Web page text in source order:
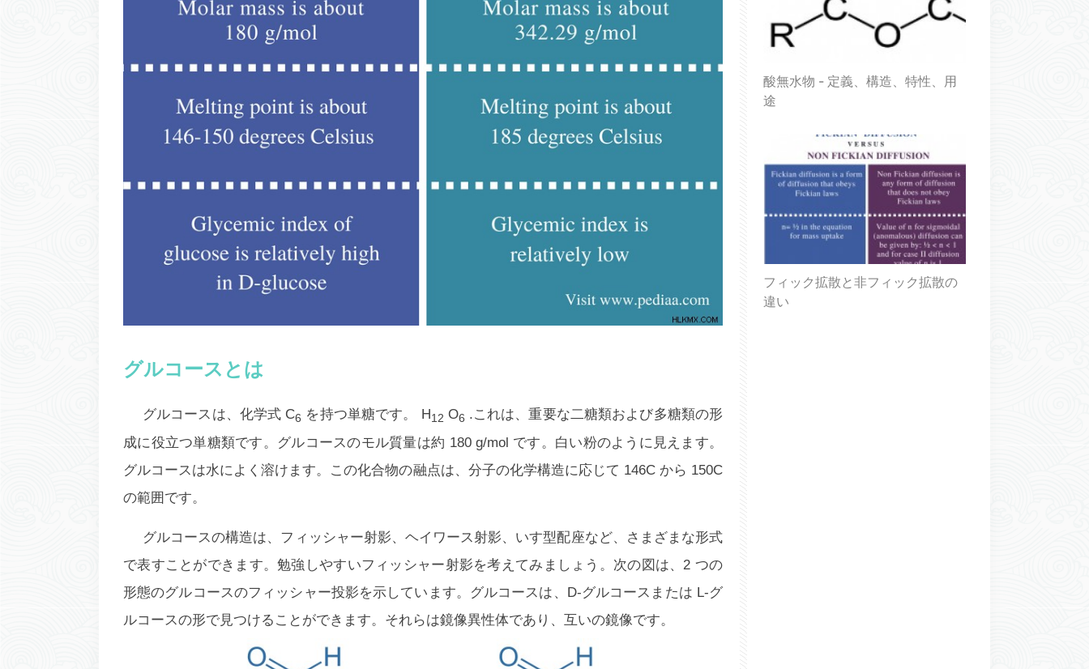
グルコースとは
グルコースは、化学式 C6 を持つ単糖です。 H12 O6 .これは、重要な二糖類および多糖類の形
成に役立つ単糖類です。グルコースのモル質量は約 180 g/mol です。白い粉のように見えます。
グルコースは水によく溶けます。この化合物の融点は、分子の化学構造に応じて 146C から 150C
の範囲です。
グルコースの構造は、フィッシャー射影、ヘイワース射影、いす型配座など、さまざまな形式
で表すことができます。勉強しやすいフィッシャー射影を考えてみましょう。次の図は、2 つの
形態のグルコースのフィッシャー投影を示しています。グルコースは、D-グルコースまたは L-グ
ルコースの形で見つけることができます。それらは鏡像異性体であり、互いの鏡像です。
酸無水物 - 定義、構造、特性、用
途
フィック拡散と非フィック拡散の
違い